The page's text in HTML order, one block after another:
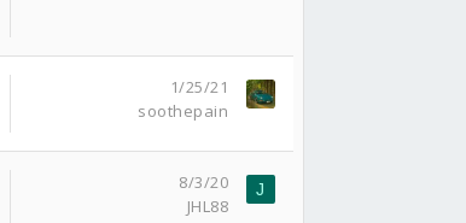
1/25/21
soothepain
8/3/20
JHL88
J